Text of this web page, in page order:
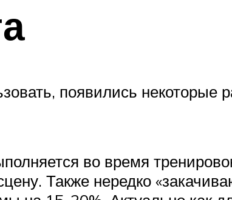
появились некоторые
во время
Также нередко